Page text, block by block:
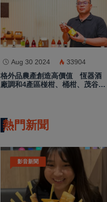
Aug 30 2024 33904
格外品農產創造高價值 恆器酒
廠調和4產區椪柑、桶柑、茂谷推
熱門新聞
影音新聞